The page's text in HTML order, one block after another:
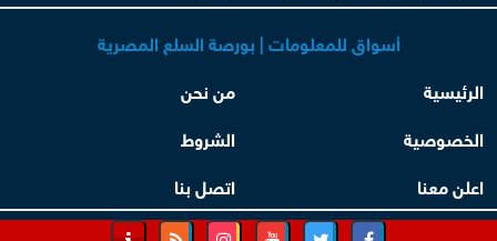
أسواق للمعلومات | بورصة السلع المصرية
الرئيسية
من نحن
الخصوصية
الشروط
اعلن معنا
اتصل بنا